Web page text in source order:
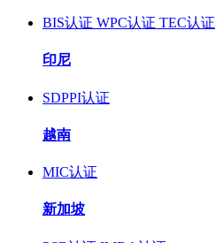
BIS认证 WPC认证 TEC认证
印尼
SDPPI认证
越南
MIC认证
新加坡